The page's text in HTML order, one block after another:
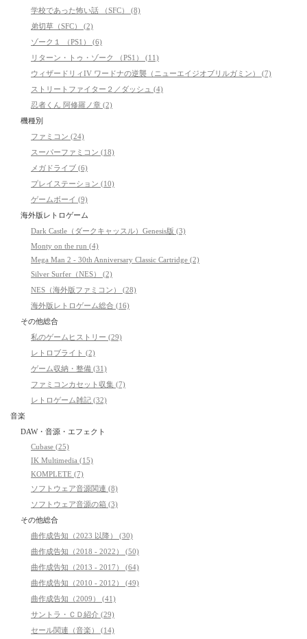
学校であった怖い話 （SFC） (8)
弟切草（SFC） (2)
ゾーク１ （PS1） (6)
リターン・トゥ・ゾーク （PS1） (11)
ウィザードリィIV ワードナの逆襲（ニューエイジオブリルガミン） (7)
ストリートファイター２／ダッシュ (4)
忍者くん 阿修羅ノ章 (2)
機種別
ファミコン (24)
スーパーファミコン (18)
メガドライブ (6)
プレイステーション (10)
ゲームボーイ (9)
海外版レトロゲーム
Dark Castle（ダークキャッスル）Genesis版 (3)
Monty on the run (4)
Mega Man 2 - 30th Anniversary Classic Cartridge (2)
Silver Surfer（NES） (2)
NES（海外版ファミコン） (28)
海外版レトロゲーム総合 (16)
その他総合
私のゲームヒストリー (29)
レトロブライト (2)
ゲーム収納・整備 (31)
ファミコンカセット収集 (7)
レトロゲーム雑記 (32)
音楽
DAW・音源・エフェクト
Cubase (25)
IK Multimedia (15)
KOMPLETE (7)
ソフトウェア音源関連 (8)
ソフトウェア音源の箱 (3)
その他総合
曲作成告知（2023 以降） (30)
曲作成告知（2018 - 2022） (50)
曲作成告知（2013 - 2017） (64)
曲作成告知（2010 - 2012） (49)
曲作成告知（2009） (41)
サントラ・ＣＤ紹介 (29)
セール関連（音楽） (14)